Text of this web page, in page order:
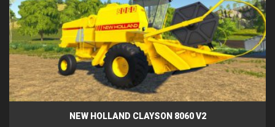
NEW HOLLAND CLAYSON 8060 V2